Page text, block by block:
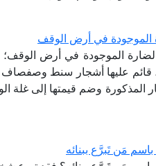
الموجودة في أرض الوقف
الموجودة في أرض
عليها أشجار سنط
المذكورة وضم قيمتها إلى غلة
مَن تَبرَّع ببنائه